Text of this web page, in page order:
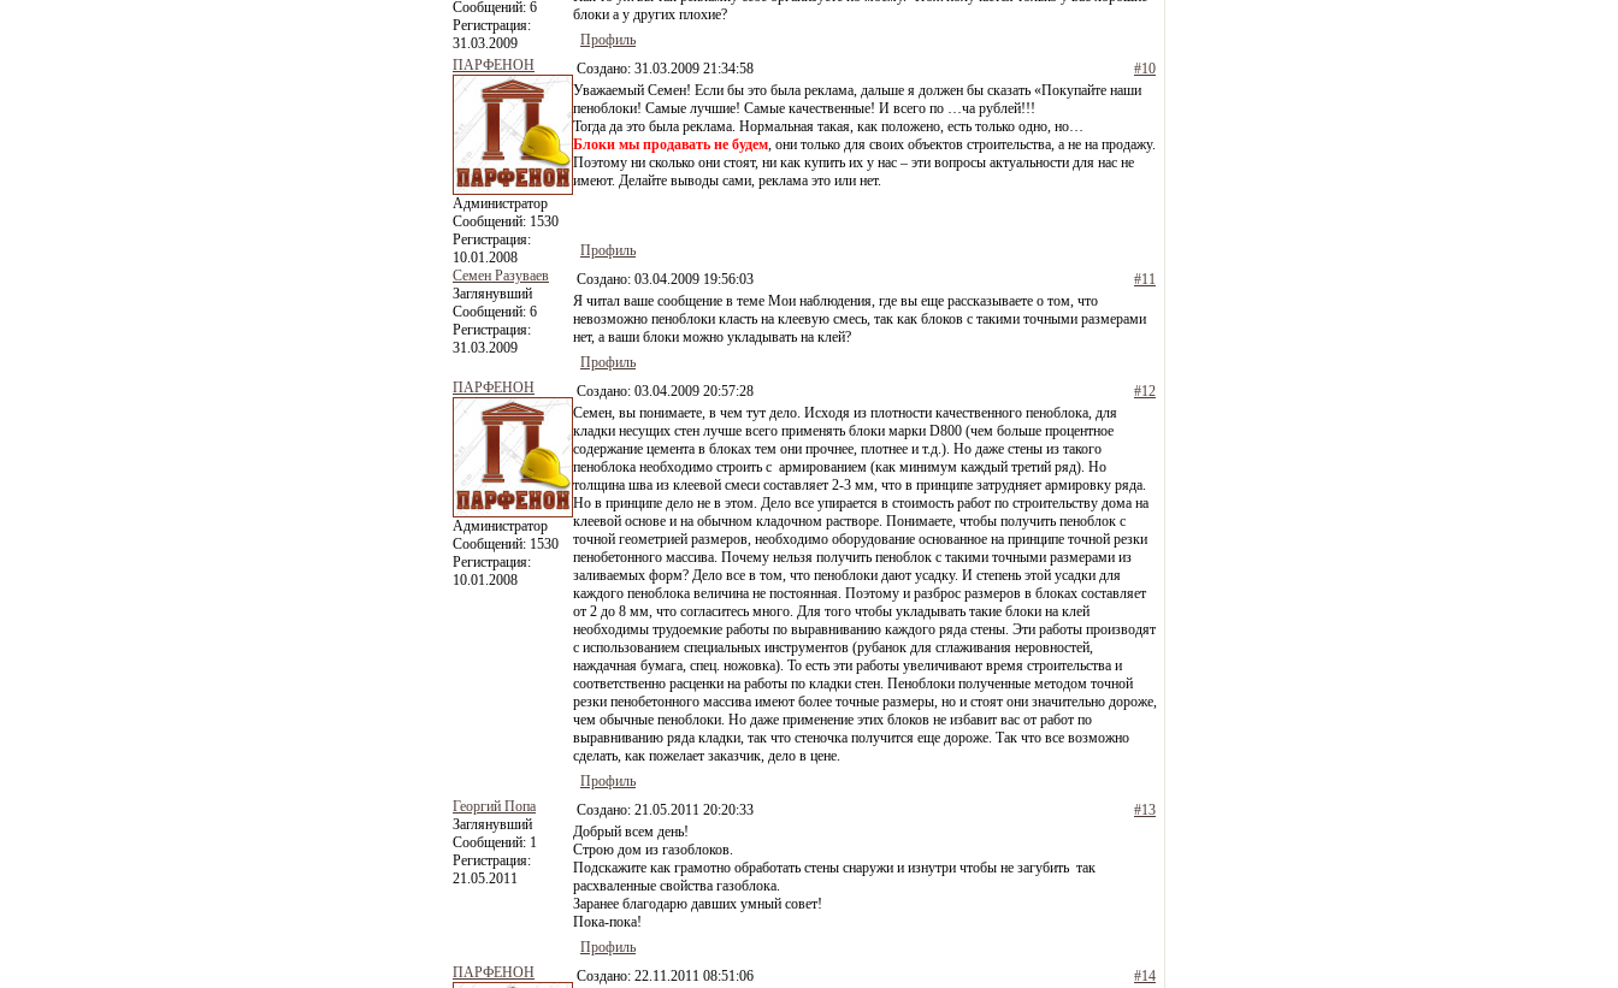
Сообщений: 6
Регистрация:
31.03.2009
блоки а у других плохие?
Профиль
ПАРФЕНОН
Администратор
Сообщений: 1530
Регистрация:
10.01.2008
Создано: 31.03.2009 21:34:58
#10
Уважаемый Семен! Если бы это была реклама, дальше я должен бы сказать «Покупайте наши
пеноблоки! Самые лучшие! Самые качественные! И всего по …ча рублей!!!
Тогда да это была реклама. Нормальная такая, как положено, есть только одно, но…
Блоки мы продавать не будем, они только для своих объектов строительства, а не на продажу.
Поэтому ни сколько они стоят, ни как купить их у нас – эти вопросы актуальности для нас не
имеют. Делайте выводы сами, реклама это или нет.
Профиль
Семен Разуваев
Заглянувший
Сообщений: 6
Регистрация:
31.03.2009
Создано: 03.04.2009 19:56:03
#11
Я читал ваше сообщение в теме Мои наблюдения, где вы еще рассказываете о том, что
невозможно пеноблоки класть на клеевую смесь, так как блоков с такими точными размерами
нет, а ваши блоки можно укладывать на клей?
Профиль
ПАРФЕНОН
Администратор
Сообщений: 1530
Регистрация:
10.01.2008
Создано: 03.04.2009 20:57:28
#12
Семен, вы понимаете, в чем тут дело. Исходя из плотности качественного пеноблока, для
кладки несущих стен лучше всего применять блоки марки D800 (чем больше процентное
содержание цемента в блоках тем они прочнее, плотнее и т.д.). Но даже стены из такого
пеноблока необходимо строить с армированием (как минимум каждый третий ряд). Но
толщина шва из клеевой смеси составляет 2-3 мм, что в принципе затрудняет армировку ряда.
Но в принципе дело не в этом. Дело все упирается в стоимость работ по строительству дома на
клеевой основе и на обычном кладочном растворе. Понимаете, чтобы получить пеноблок с
точной геометрией размеров, необходимо оборудование основанное на принципе точной резки
пенобетонного массива. Почему нельзя получить пеноблок с такими точными размерами из
заливаемых форм? Дело все в том, что пеноблоки дают усадку. И степень этой усадки для
каждого пеноблока величина не постоянная. Поэтому и разброс размеров в блоках составляет
от 2 до 8 мм, что согласитесь много. Для того чтобы укладывать такие блоки на клей
необходимы трудоемкие работы по выравниванию каждого ряда стены. Эти работы производят
с использованием специальных инструментов (рубанок для сглаживания неровностей,
наждачная бумага, спец. ножовка). То есть эти работы увеличивают время строительства и
соответственно расценки на работы по кладки стен. Пеноблоки полученные методом точной
резки пенобетонного массива имеют более точные размеры, но и стоят они значительно дороже,
чем обычные пеноблоки. Но даже применение этих блоков не избавит вас от работ по
выравниванию ряда кладки, так что стеночка получится еще дороже. Так что все возможно
сделать, как пожелает заказчик, дело в цене.
Профиль
Георгий Попа
Заглянувший
Сообщений: 1
Регистрация:
21.05.2011
Создано: 21.05.2011 20:20:33
#13
Добрый всем день!
Строю дом из газоблоков.
Подскажите как грамотно обработать стены снаружи и изнутри чтобы не загубить так
расхваленные свойства газоблока.
Заранее благодарю давших умный совет!
Пока-пока!
Профиль
ПАРФЕНОН
Создано: 22.11.2011 08:51:06
#14